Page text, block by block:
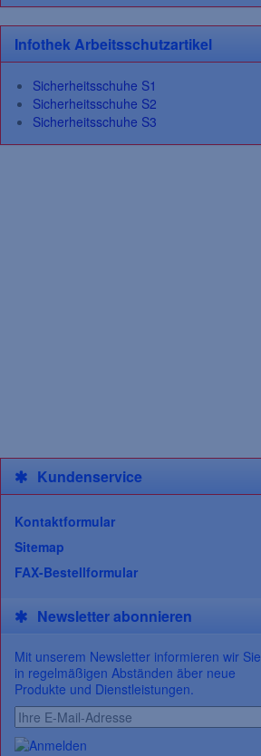
Infothek Arbeitsschutzartikel
Sicherheitsschuhe S1
Sicherheitsschuhe S2
Sicherheitsschuhe S3
Kundenservice
Kontaktformular
Sitemap
FAX-Bestellformular
Newsletter abonnieren
Mit unserem Newsletter informieren wir Sie
in regelmäßigen Abständen äber neue
Produkte und Dienstleistungen.